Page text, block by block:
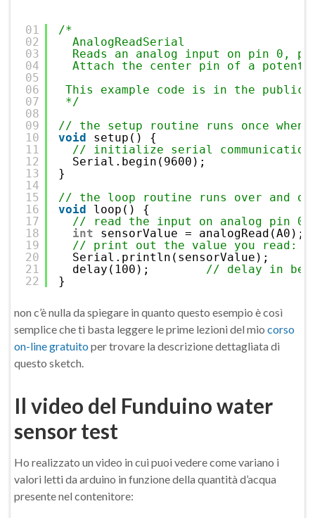
01
02
03
04
05
06
07
08
09
10
11
12
13
14
15
16
17
18
19
20
21
22
/*
AnalogReadSerial
Reads an analog input on pin 0,
Attach the center pin of a
This example code is in the public
*/
// the setup routine runs once when
void
setup() {
// initialize serial communication
Serial.begin(9600);
}
// the loop routine runs over and
void
loop() {
// read the input on analog pin 0:
int
sensorValue = analogRead(A0);
// print out the value you read:
Serial.println(sensorValue);
delay(100); // delay in
}
non c’è nulla da spiegare in quanto questo esempio è così
semplice che ti basta leggere le prime lezioni del mio corso
on-line gratuito per trovare la descrizione dettagliata di
questo sketch.
Il video del Funduino water
sensor test
Ho realizzato un video in cui puoi vedere come variano i
valori letti da arduino in funzione della quantità d’acqua
presente nel contenitore: